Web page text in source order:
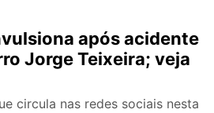
após acidente
Jorge Teixeira; veja
circula nas redes sociais nesta